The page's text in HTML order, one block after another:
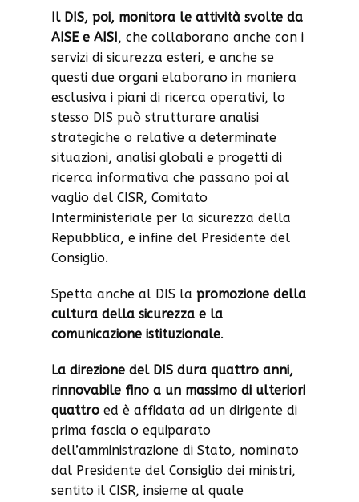
Il DIS, poi, monitora le attività svolte da
AISE e AISI, che collaborano anche con i
servizi di sicurezza esteri, e anche se
questi due organi elaborano in maniera
esclusiva i piani di ricerca operativi, lo
stesso DIS può strutturare analisi
strategiche o relative a determinate
situazioni, analisi globali e progetti di
ricerca informativa che passano poi al
vaglio del CISR, Comitato
Interministeriale per la sicurezza della
Repubblica, e infine del Presidente del
Consiglio.
Spetta anche al DIS la promozione della
cultura della sicurezza e la
comunicazione istituzionale.
La direzione del DIS dura quattro anni,
rinnovabile fino a un massimo di ulteriori
quattro ed è affidata ad un dirigente di
prima fascia o equiparato
dell’amministrazione di Stato, nominato
dal Presidente del Consiglio dei ministri,
sentito il CISR, insieme al quale